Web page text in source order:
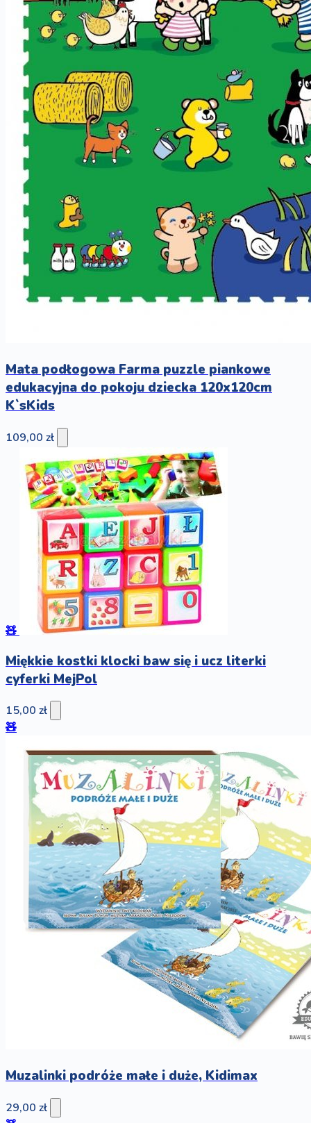
Mata podłogowa Farma puzzle piankowe
edukacyjna do pokoju dziecka 120x120cm
K`sKids
109,00 zł
🧸
Miękkie kostki klocki baw się i ucz literki
cyferki MejPol
15,00 zł
🧸
Muzalinki podróże małe i duże, Kidimax
29,00 zł